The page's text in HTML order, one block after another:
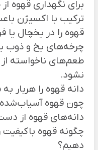
برای نگهداری قهوه
ترکیب با اکسیژن
قهوه را در یخچال یا
چرخه‌های یخ و ذوب
طعم‌های ناخواسته
نشود.
دانه قهوه را هربار
چون قهوه آسیاب‌شده
دانه‌های قهوه از
چگونه قهوه
دهیم؟